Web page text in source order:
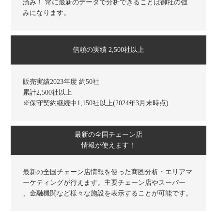
済み！ 常に最新のデータで分析できることは御社の強
みになります。
信頼の実績 2,500社以上
販売実績2023年度 約50社
累計2,500社以上
※保守契約継続中1,150社以上(2024年3月末時点)
最新の全国チェーン店
情報が使えます！
最新の全国チェーン店情報を使った商圏分析・エリアマ
ーケティングが行えます。主要チェーン店やスーパー
、金融機関など様々な施設を表示することが可能です。